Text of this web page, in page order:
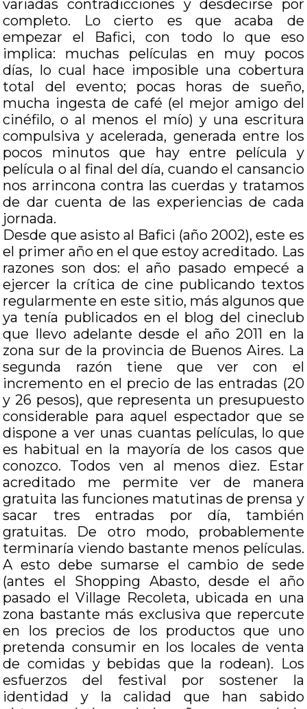
variadas contradicciones y desdecirse por
completo. Lo cierto es que acaba de
empezar el Bafici, con todo lo que eso
implica: muchas películas en muy pocos
días, lo cual hace imposible una cobertura
total del evento; pocas horas de sueño,
mucha ingesta de café (el mejor amigo del
cinéfilo, o al menos el mío) y una escritura
compulsiva y acelerada, generada entre los
pocos minutos que hay entre película y
película o al final del día, cuando el cansancio
nos arrincona contra las cuerdas y tratamos
de dar cuenta de las experiencias de cada
jornada.
Desde que asisto al Bafici (año 2002), este es
el primer año en el que estoy acreditado. Las
razones son dos: el año pasado empecé a
ejercer la crítica de cine publicando textos
regularmente en este sitio, más algunos que
ya tenía publicados en el blog del cineclub
que llevo adelante desde el año 2011 en la
zona sur de la provincia de Buenos Aires. La
segunda razón tiene que ver con el
incremento en el precio de las entradas (20
y 26 pesos), que representa un presupuesto
considerable para aquel espectador que se
dispone a ver unas cuantas películas, lo que
es habitual en la mayoría de los casos que
conozco. Todos ven al menos diez. Estar
acreditado me permite ver de manera
gratuita las funciones matutinas de prensa y
sacar tres entradas por día, también
gratuitas. De otro modo, probablemente
terminaría viendo bastante menos películas.
A esto debe sumarse el cambio de sede
(antes el Shopping Abasto, desde el año
pasado el Village Recoleta, ubicada en una
zona bastante más exclusiva que repercute
en los precios de los productos que uno
pretenda consumir en los locales de venta
de comidas y bebidas que la rodean). Los
esfuerzos del festival por sostener la
identidad y la calidad que han sabido